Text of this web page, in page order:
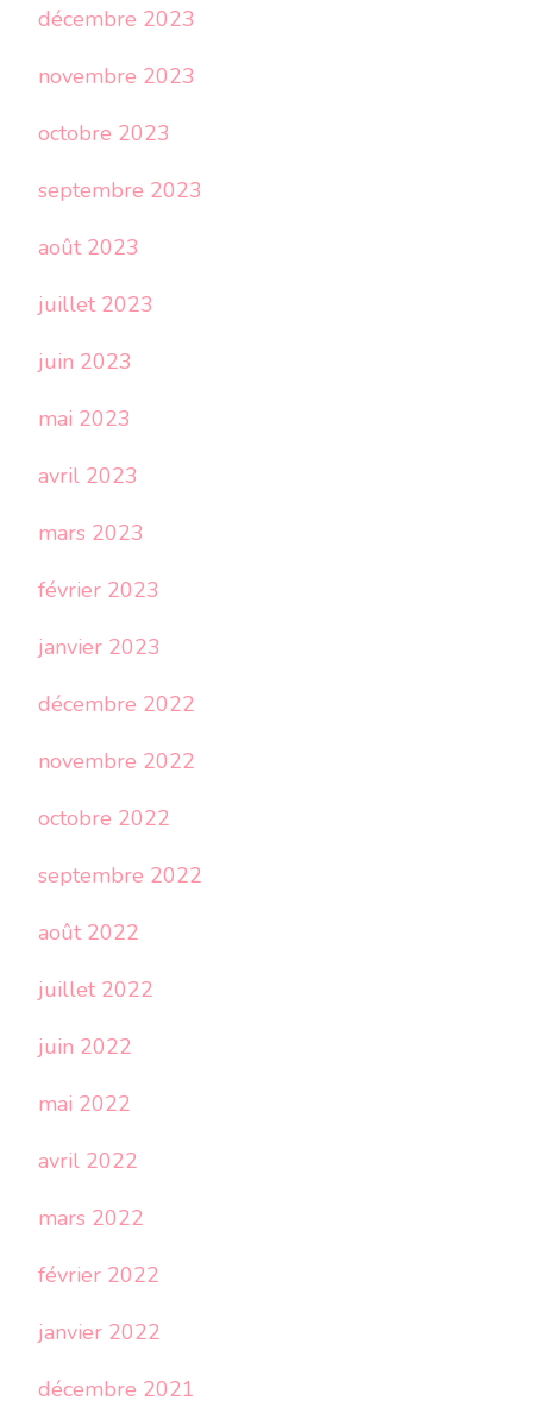
décembre 2023
novembre 2023
octobre 2023
septembre 2023
août 2023
juillet 2023
juin 2023
mai 2023
avril 2023
mars 2023
février 2023
janvier 2023
décembre 2022
novembre 2022
octobre 2022
septembre 2022
août 2022
juillet 2022
juin 2022
mai 2022
avril 2022
mars 2022
février 2022
janvier 2022
décembre 2021